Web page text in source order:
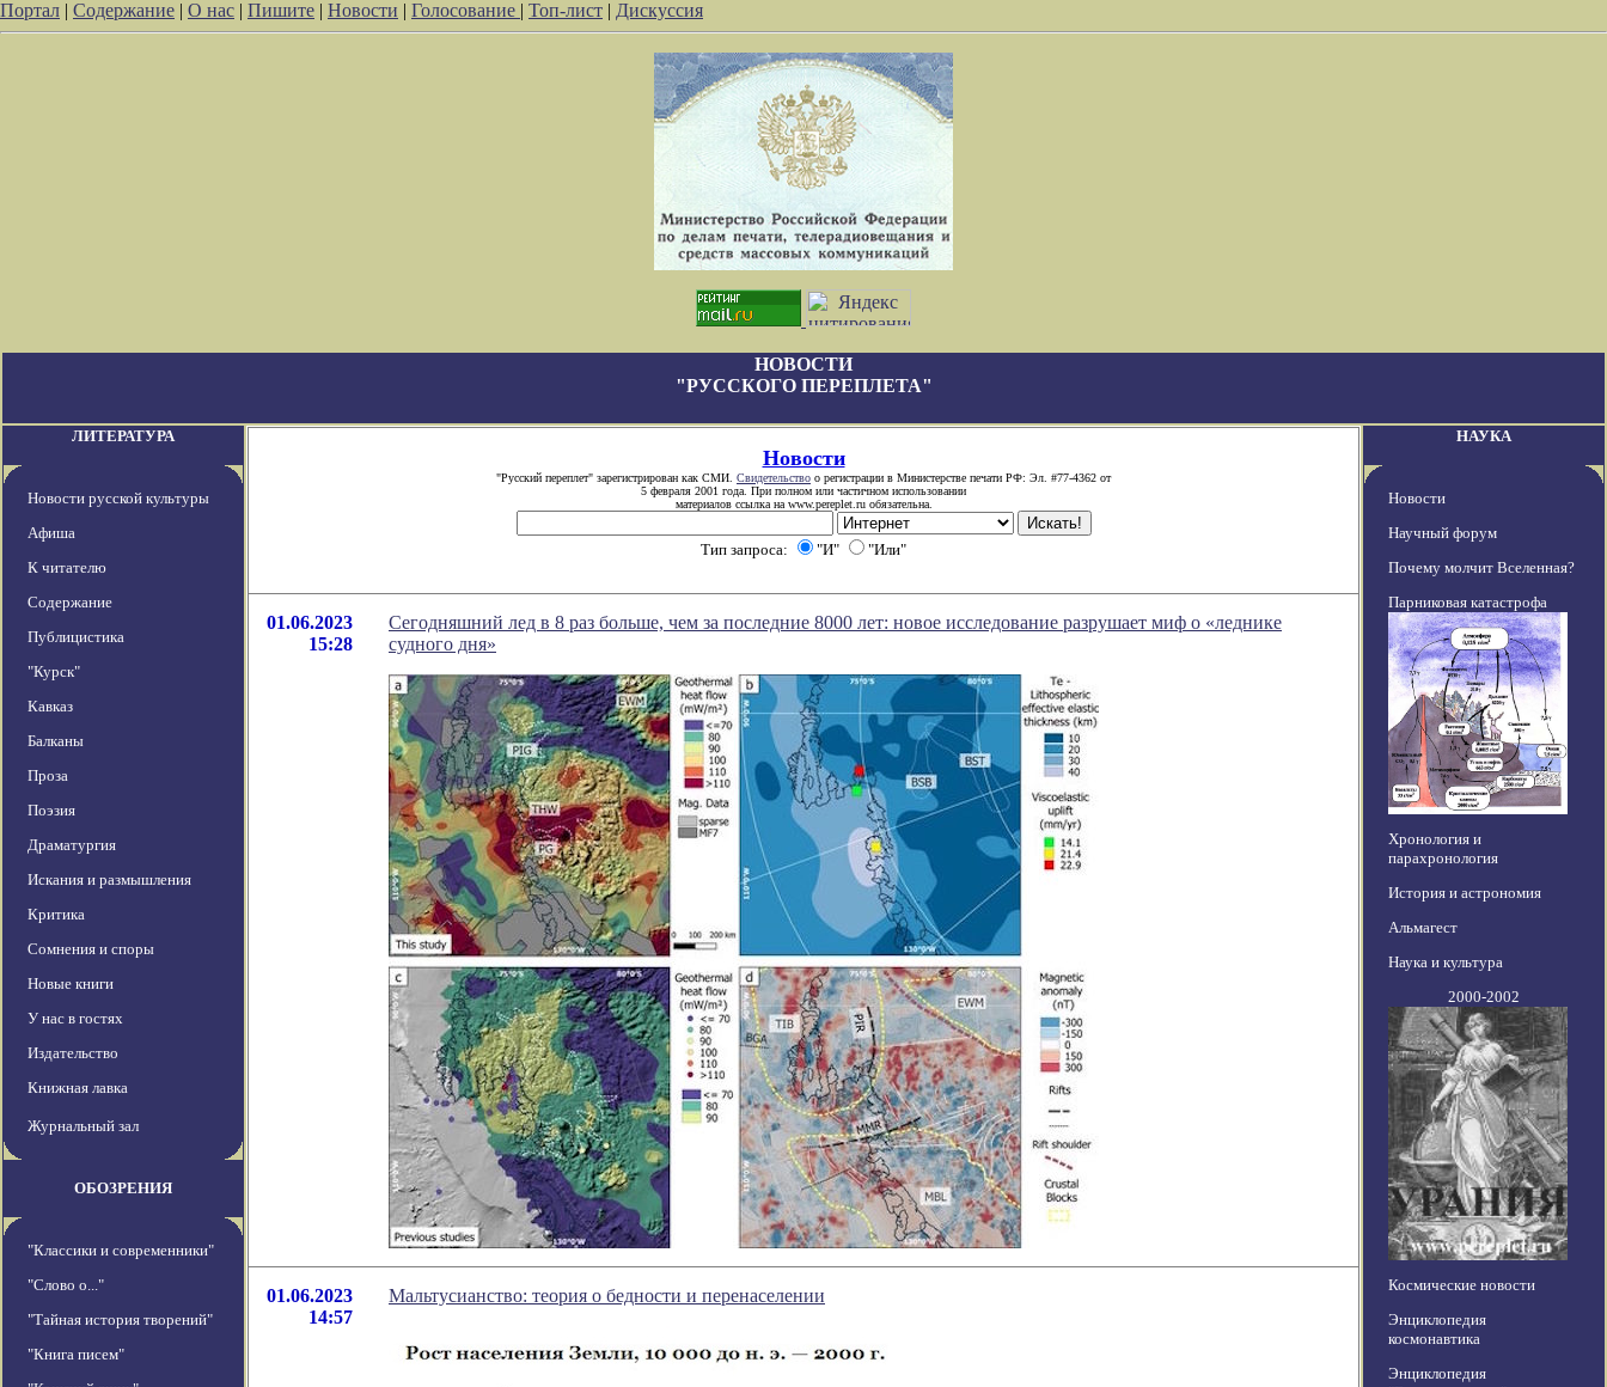
Портал | Содержание | О нас | Пишите | Новости | Голосование | Топ-лист | Дискуссия
НОВОСТИ
"РУССКОГО ПЕРЕПЛЕТА"
ЛИТЕРАТУРА
Новости русской культуры
Афиша
К читателю
Содержание
Публицистика
"Курск"
Кавказ
Балканы
Проза
Поэзия
Драматургия
Искания и размышления
Критика
Сомнения и споры
Новые книги
У нас в гостях
Издательство
Книжная лавка
Журнальный зал
ОБОЗРЕНИЯ
"Классики и современники"
"Слово о..."
"Тайная история творений"
"Книга писем"
Новости
"Русский переплет" зарегистрирован как СМИ. Свидетельство о регистрации в Министерстве печати РФ: Эл. #77-4362 от
5 февраля 2001 года. При полном или частичном использовании
материалов ссылка на www.pereplet.ru обязательна.
Тип запроса: "И" "Или"
01.06.2023
15:28
Сегодняшний лед в 8 раз больше, чем за последние 8000 лет: новое исследование разрушает миф о «леднике
судного дня»
01.06.2023
14:57
Мальтусианство: теория о бедности и перенаселении
НАУКА
Новости
Научный форум
Почему молчит Вселенная?
Парниковая катастрофа
Хронология и
парахронология
История и астрономия
Альмагест
Наука и культура
2000-2002
Космические новости
Энциклопедия
космонавтика
Энциклопедия